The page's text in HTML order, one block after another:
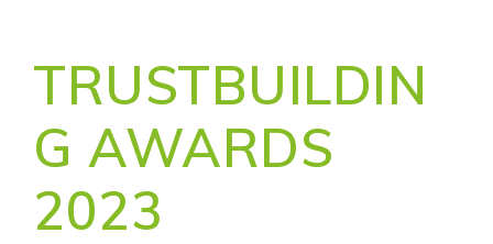
TRUSTBUILDIN
G AWARDS
2023